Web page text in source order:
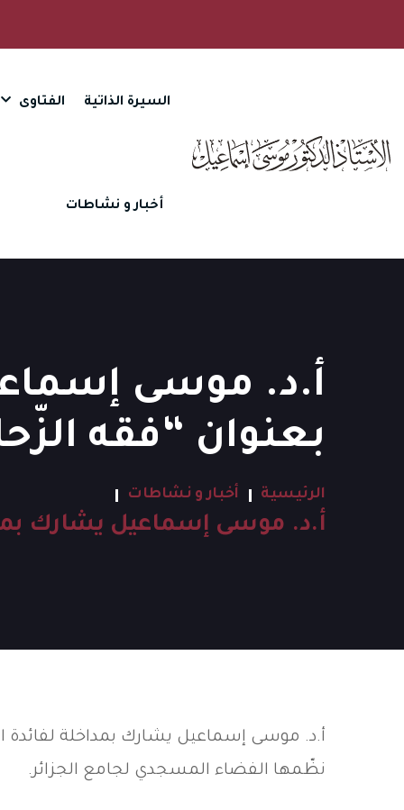
السيرة الذاتية الفتاوى
أخبار و نشاطات
أ.د. موسى
بعنوان “فقه
الرئيسية أخبار و نشاطات
أ.د. موسى إسماعيل يشارك
أ.د. موسى إسماعيل يشارك بمداخلة لفائدة
نظّمها الفضاء المسجدي لجامع الجزائر.